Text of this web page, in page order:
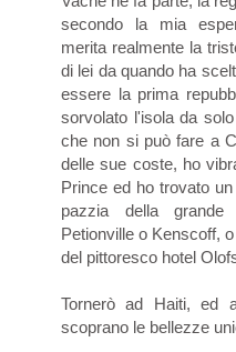
secondo la mia
merita realmente la
di lei da quando ha
essere la prima
sorvolato l'isola da
che non si può fare a
delle sue coste, ho
Prince ed ho trovato
pazzia della
Petionville o Kenscoff,
del pittoresco hotel
Tornerò ad Haiti, ed
scoprano le bellezze